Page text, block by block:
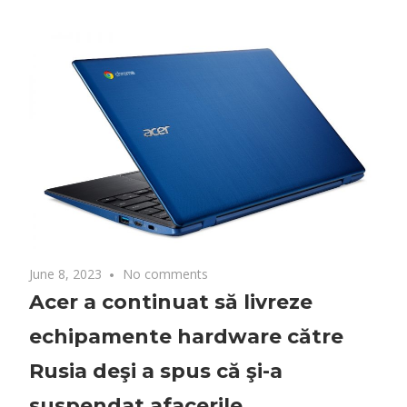
June 8, 2023 No comments
Acer a continuat să livreze
echipamente hardware către
Rusia deşi a spus că şi-a